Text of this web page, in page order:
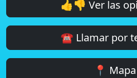
👍👎 Ver las
☎️ Llamar por
📍 Mapa